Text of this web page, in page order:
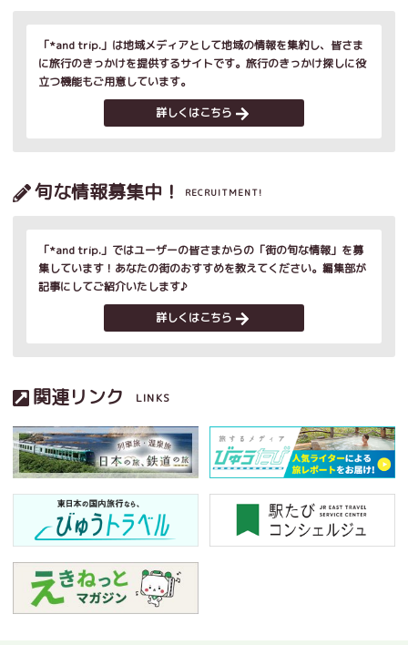
「*and trip.」は地域メディアとして地域の情報を集約し、皆さま
に旅行のきっかけを提供するサイトです。旅行のきっかけ探しに役
立つ機能もご用意しています。
詳しくはこちら
旬な情報募集中！ RECRUITMENT!
「*and trip.」ではユーザーの皆さまからの「街の旬な情報」を募
集しています！あなたの街のおすすめを教えてください。編集部が
記事にしてご紹介いたします♪
詳しくはこちら
関連リンク LINKS